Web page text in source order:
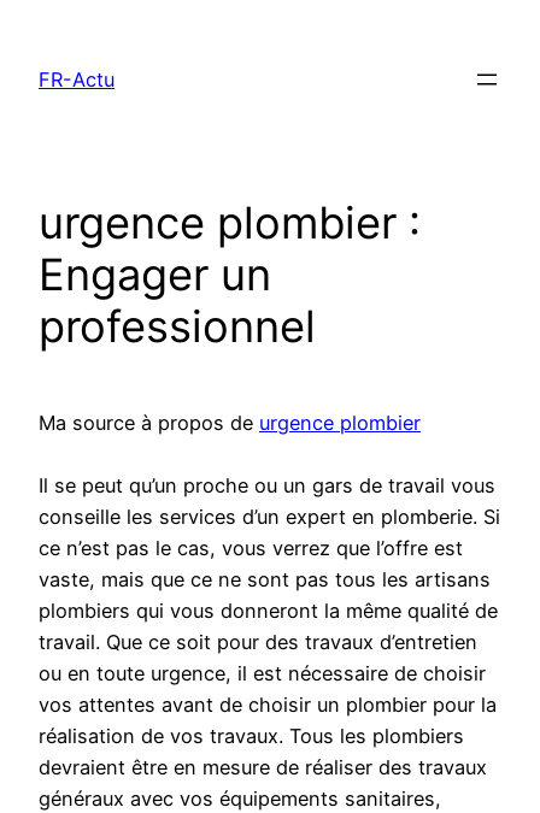
contenu
FR-Actu
urgence plombier :
Engager un
professionnel
Ma source à propos de urgence plombier
Il se peut qu’un proche ou un gars de travail vous
conseille les services d’un expert en plomberie. Si
ce n’est pas le cas, vous verrez que l’offre est
vaste, mais que ce ne sont pas tous les artisans
plombiers qui vous donneront la même qualité de
travail. Que ce soit pour des travaux d’entretien
ou en toute urgence, il est nécessaire de choisir
vos attentes avant de choisir un plombier pour la
réalisation de vos travaux. Tous les plombiers
devraient être en mesure de réaliser des travaux
généraux avec vos équipements sanitaires,